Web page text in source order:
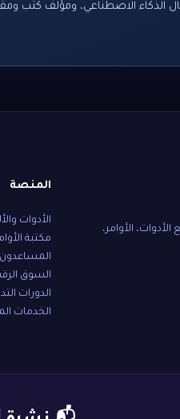
الذكاء الاصطناعي، ومؤلّف كتب
الأوامر،
المنصة
الأدوات
مكتبة
المساعدون
السوق
الدورات
الخدمات